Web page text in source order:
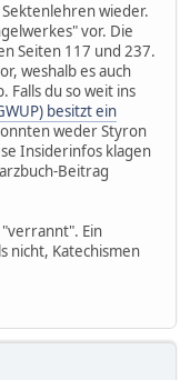
wieder.
vor. Die
Seiten 117 und 237.
weshalb es auch
Falls du so weit ins
besitzt ein
weder Styron
Insiderinfos klagen
Beitrag
"verrannt". Ein
nicht, Katechismen